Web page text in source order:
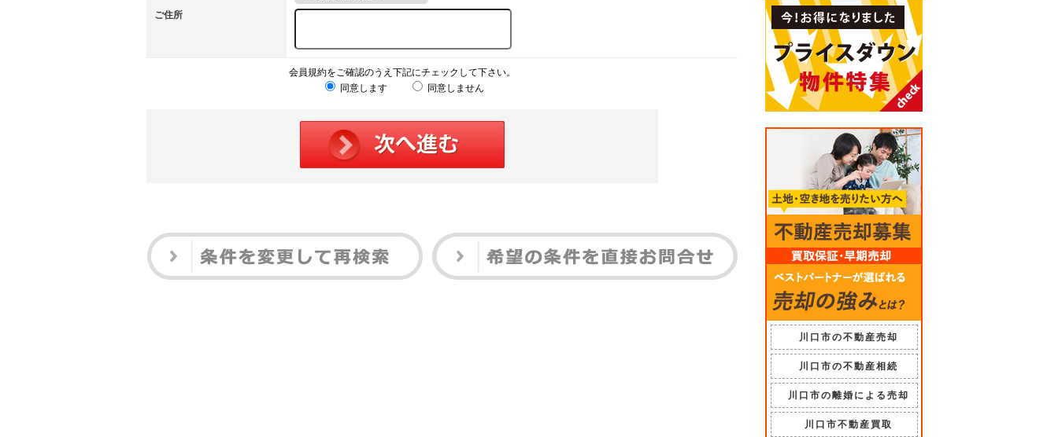
ご住所
会員規約をご確認のうえ下記にチェックして下さい。
同意します
同意しません
川口市の不動産売却
川口市の不動産相続
川口市の離婚による売却
川口市不動産買取